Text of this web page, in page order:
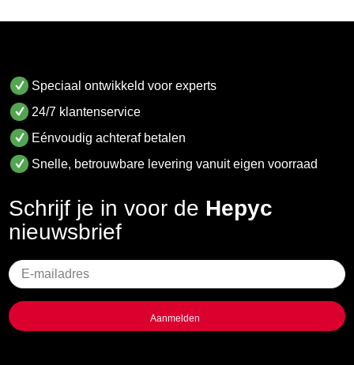
Speciaal ontwikkeld voor experts
24/7 klantenservice
Eénvoudig achteraf betalen
Snelle, betrouwbare levering vanuit eigen voorraad
Schrijf je in voor de Hepyc
nieuwsbrief
Geen
titel